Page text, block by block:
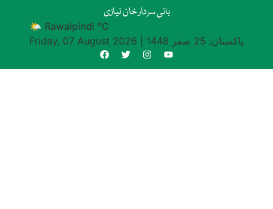
بانی سردار خان نیازی
🌤 Rawalpindi °C
Friday, 07 August 2026
پاکستان: 25 صفر 1448